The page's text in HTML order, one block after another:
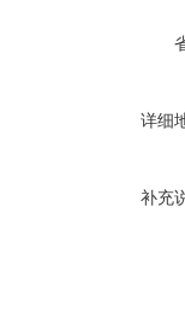
详细
补充